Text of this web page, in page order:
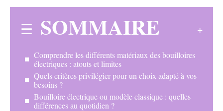
SOMMAIRE
Comprendre les différents matériaux des bouilloires
électriques : atouts et limites
Quels critères privilégier pour un choix adapté à vos
besoins ?
Bouilloire électrique ou modèle classique : quelles
différences au quotidien ?